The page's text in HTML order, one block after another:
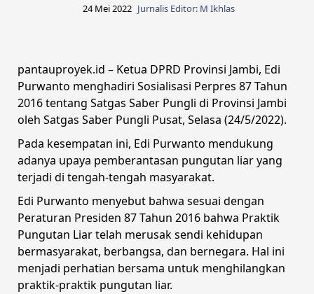
24 Mei 2022 Jurnalis Editor: M Ikhlas
pantauproyek.id – Ketua DPRD Provinsi Jambi, Edi
Purwanto menghadiri Sosialisasi Perpres 87 Tahun
2016 tentang Satgas Saber Pungli di Provinsi Jambi
oleh Satgas Saber Pungli Pusat, Selasa (24/5/2022).
Pada kesempatan ini, Edi Purwanto mendukung
adanya upaya pemberantasan pungutan liar yang
terjadi di tengah-tengah masyarakat.
Edi Purwanto menyebut bahwa sesuai dengan
Peraturan Presiden 87 Tahun 2016 bahwa Praktik
Pungutan Liar telah merusak sendi kehidupan
bermasyarakat, berbangsa, dan bernegara. Hal ini
menjadi perhatian bersama untuk menghilangkan
praktik-praktik pungutan liar.